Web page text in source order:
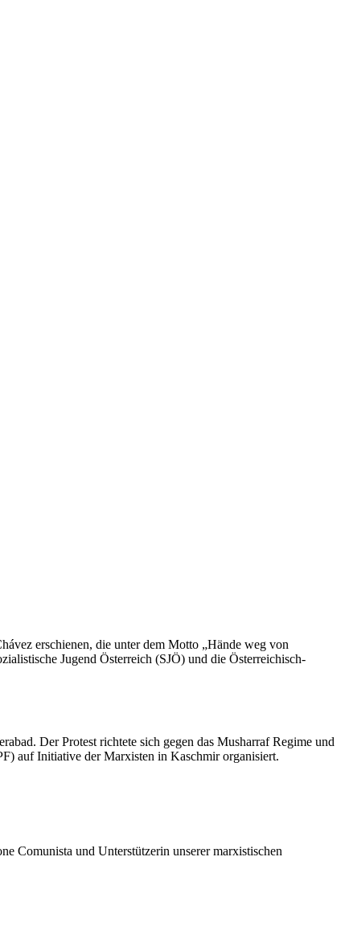
erschienen, die unter dem Motto „Hände weg von
Jugend Österreich (SJÖ) und die Österreichisch-
Der Protest richtete sich gegen das Musharraf Regime und
auf Initiative der Marxisten in Kaschmir organisiert.
Comunista und Unterstützerin unserer marxistischen